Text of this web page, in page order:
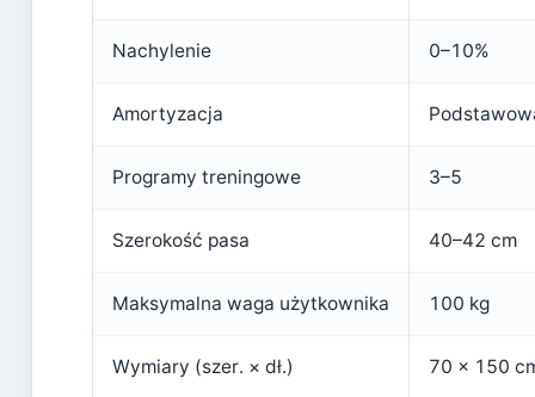
Nachylenie 0–10%
Amortyzacja
Programy treningowe 3–5
Szerokość pasa 40–42 cm
Maksymalna waga użytkownika 100 kg
Wymiary (szer. × dł.) 70 × 150